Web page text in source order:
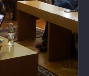
THEORIA